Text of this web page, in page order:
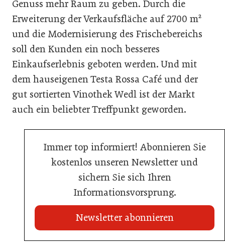
Genuss mehr Raum zu geben. Durch die
Erweiterung der Verkaufsfläche auf 2700 m²
und die Modernisierung des Frischebereichs
soll den Kunden ein noch besseres
Einkaufserlebnis geboten werden. Und mit
dem hauseigenen Testa Rossa Café und der
gut sortierten Vinothek Wedl ist der Markt
auch ein beliebter Treffpunkt geworden.
Immer top informiert! Abonnieren Sie
kostenlos unseren Newsletter und
sichern Sie sich Ihren
Informationsvorsprung.
Newsletter abonnieren